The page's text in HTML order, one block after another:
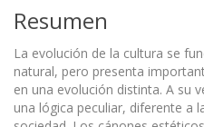
Resumen
La evolución de la cultura se
natural, pero presenta
en una evolución distinta. A su
una lógica peculiar, diferente a